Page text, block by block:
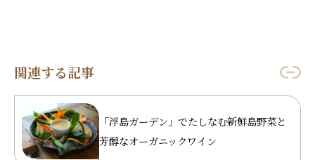
関連する記事
「浮島ガーデン」でたしなむ新鮮島野菜と
芳醇なオーガニックワイン